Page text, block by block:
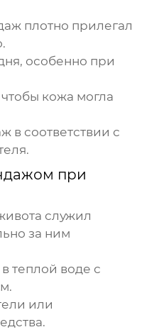
плотно прилегал
особенно при
кожа могла
в соответствии с
при
служил
за ним
теплой воде с
или